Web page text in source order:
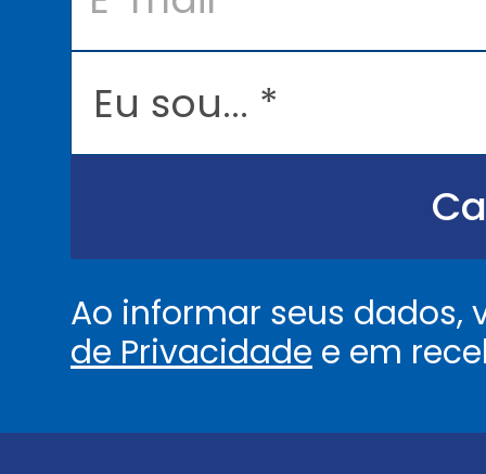
lE
.
Ao informar seus
de Privacidade e em